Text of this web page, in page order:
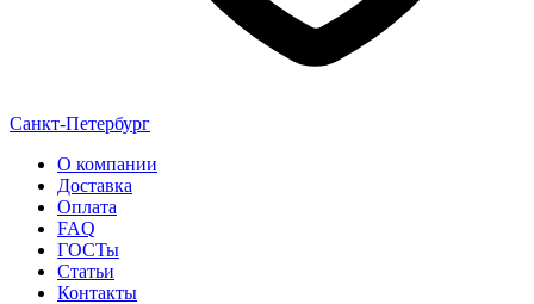
Санкт-Петербург
О компании
Доставка
Оплата
FAQ
ГОСТы
Статьи
Контакты